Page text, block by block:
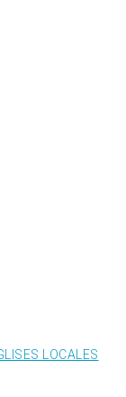
LOCALES